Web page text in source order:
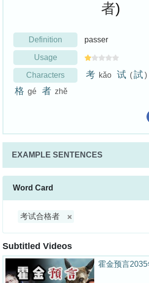
者)
Definition passer
Usage
Characters 考 kǎo 试 (試)
格 gé 者 zhě
EXAMPLE SENTENCES
Word Card
考试合格者
Subtitled Videos
霍金预言